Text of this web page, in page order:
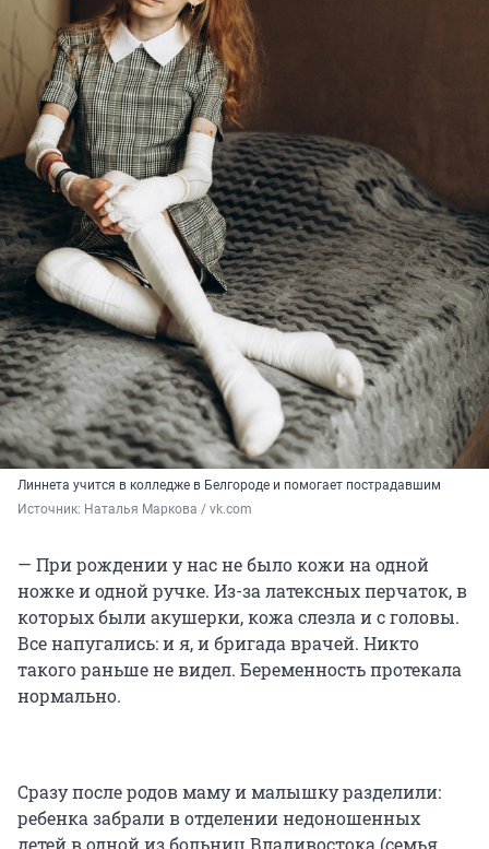
Линнета учится в колледже в Белгороде и помогает пострадавшим
Источник: Наталья Маркова / vk.com
— При рождении у нас не было кожи на одной
ножке и одной ручке. Из-за латексных перчаток, в
которых были акушерки, кожа слезла и с головы.
Все напугались: и я, и бригада врачей. Никто
такого раньше не видел. Беременность протекала
нормально.
Сразу после родов маму и малышку разделили:
ребенка забрали в отделении недоношенных
детей в одной из больниц Владивостока (семья